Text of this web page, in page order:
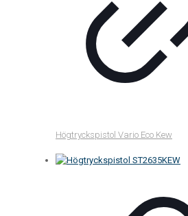
Högtryckspistol Vario Eco Kew